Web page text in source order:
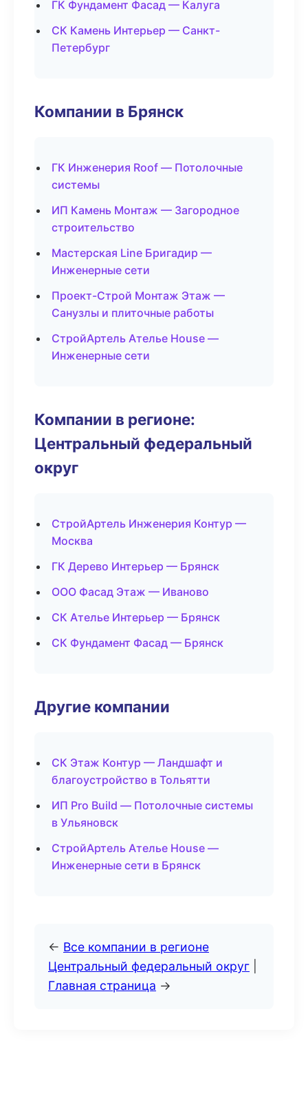
ГК Фундамент Фасад — Калуга
СК Камень Интерьер — Санкт-
Петербург
Компании в Брянск
ГК Инженерия Roof — Потолочные
системы
ИП Камень Монтаж — Загородное
строительство
Мастерская Line Бригадир —
Инженерные сети
Проект-Строй Монтаж Этаж —
Санузлы и плиточные работы
СтройАртель Ателье House —
Инженерные сети
Компании в регионе:
Центральный федеральный
округ
СтройАртель Инженерия Контур —
Москва
ГК Дерево Интерьер — Брянск
ООО Фасад Этаж — Иваново
СК Ателье Интерьер — Брянск
СК Фундамент Фасад — Брянск
Другие компании
СК Этаж Контур — Ландшафт и
благоустройство в Тольятти
ИП Pro Build — Потолочные системы
в Ульяновск
СтройАртель Ателье House —
Инженерные сети в Брянск
← Все компании в регионе
Центральный федеральный округ
Главная страница →